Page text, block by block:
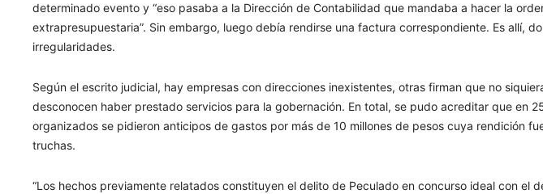
determinado evento y “eso pasaba a la Dirección de Contabilidad que mandaba a hacer la
extrapresupuestaria”. Sin embargo, luego debía rendirse una factura correspondiente. Es allí,
irregularidades.
Según el escrito judicial, hay empresas con direcciones inexistentes, otras firman que no
desconocen haber prestado servicios para la gobernación. En total, se pudo acreditar que en
organizados se pidieron anticipos de gastos por más de 10 millones de pesos cuya rendición
truchas.
“Los hechos previamente relatados constituyen el delito de Peculado en concurso ideal con el